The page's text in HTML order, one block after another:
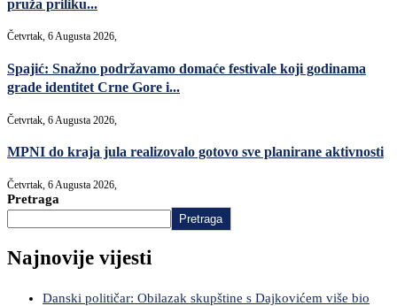
pruža priliku...
Četvrtak, 6 Augusta 2026,
Spajić: Snažno podržavamo domaće festivale koji godinama
grade identitet Crne Gore i...
Četvrtak, 6 Augusta 2026,
MPNI do kraja jula realizovalo gotovo sve planirane aktivnosti
Četvrtak, 6 Augusta 2026,
Pretraga
Pretraga
Najnovije vijesti
Danski političar: Obilazak skupštine s Dajkovićem više bio